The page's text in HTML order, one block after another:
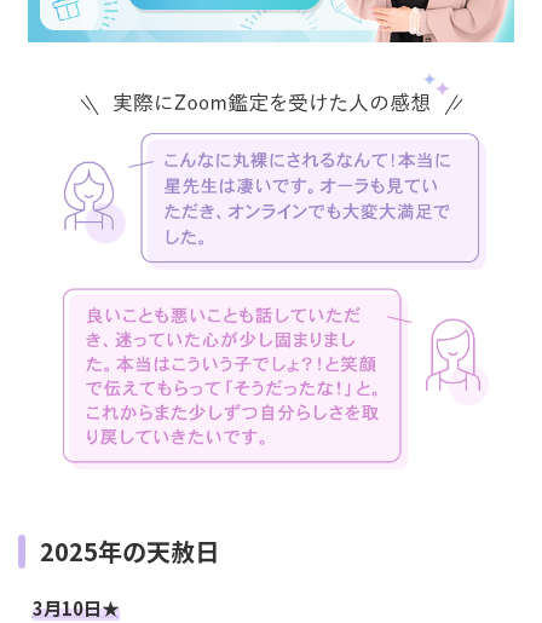
2025年の天赦日
3月10日★